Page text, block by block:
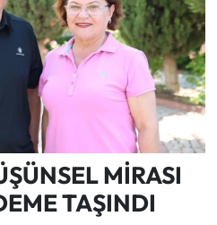
MİRASI
TAŞINDI